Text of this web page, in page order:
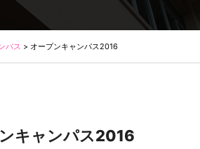
パス > オープンキャンパス2016
キャンパス2016